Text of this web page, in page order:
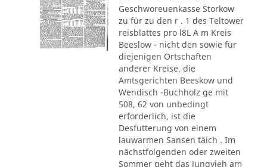
Geschworeuenkasse Storkow
zu für zu den r . 1 des Teltower
reisblattes pro l8L A m Kreis
Beeslow - nicht den sowie für
diejenigen Ortschaften
anderer Kreise, die
Amtsgerichten Beeskow und
Wendisch -Buchholz ge mit
508, 62 von unbedingt
erforderlich, ist die
Desfutterung von einem
lauwarmen Sansen täich . Im
nächstfolgenden oder zweiten
Sommer geht das Jungvieh am